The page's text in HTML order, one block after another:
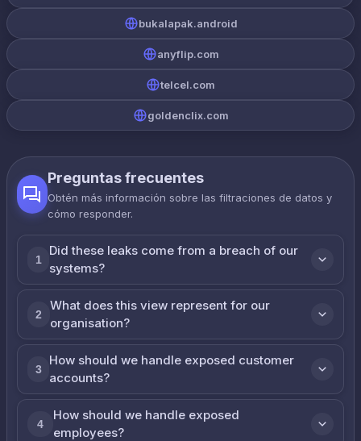
bukalapak.android
anyflip.com
telcel.com
goldenclix.com
Preguntas frecuentes
Obtén más información sobre las filtraciones de datos y
cómo responder.
1
Did these leaks come from a breach of our
systems?
2
What does this view represent for our
organisation?
3
How should we handle exposed customer
accounts?
4
How should we handle exposed
employees?